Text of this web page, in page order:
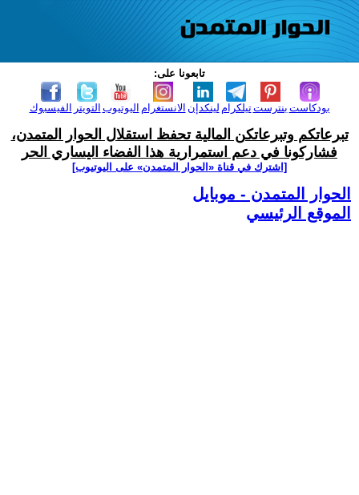
تابعونا على:
الفيسبوك التويتر اليوتيوب الانستغرام لينكدإن تيلكرامبنترست بودكاست
تبرعاتكم وتبرعاتكن المالية تحفظ استقلال الحوار المتمدن،
فشاركونا في دعم استمرارية هذا الفضاء اليساري الحر
[اشترك في قناة ‫«الحوار المتمدن» على اليوتيوب]
الحوار المتمدن - موبايل
الموقع الرئيسي